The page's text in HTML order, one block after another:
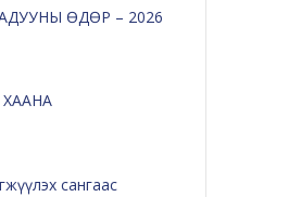
ӨДӨР – 2026
сангаас